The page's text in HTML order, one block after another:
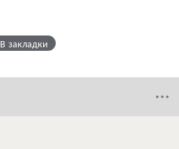
В закладки